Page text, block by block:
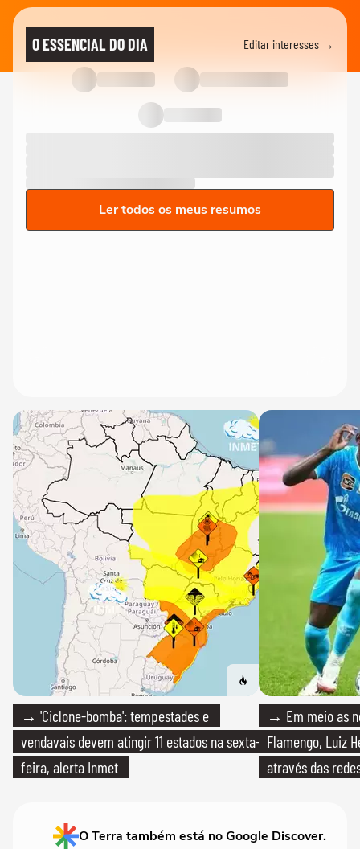
O ESSENCIAL DO DIA Editar interesses →
Ler todos os meus resumos
→ 'Ciclone-bomba': tempestades e
vendavais devem atingir 11 estados na sexta-
feira, alerta Inmet
→ Em meio as
Flamengo, Luiz
através das
O Terra também está no Google Discover.